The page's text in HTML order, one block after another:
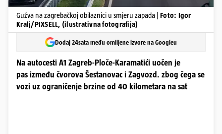
Gužva na zagrebačkoj obilaznici u smjeru zapada | Foto: Igor
Kralj/PIXSELL, (ilustrativna fotografija)
Dodaj 24sata među omiljene izvore na Googleu
Na autocesti A1 Zagreb-Ploče-Karamatići uočen je
pas između čvorova Šestanovac i Zagvozd. zbog čega se
vozi uz ograničenje brzine od 40 kilometara na sat